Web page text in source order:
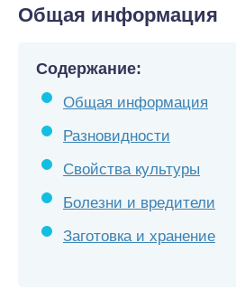
Общая информация
Содержание:
Общая информация
Разновидности
Свойства культуры
Болезни и вредители
Заготовка и хранение